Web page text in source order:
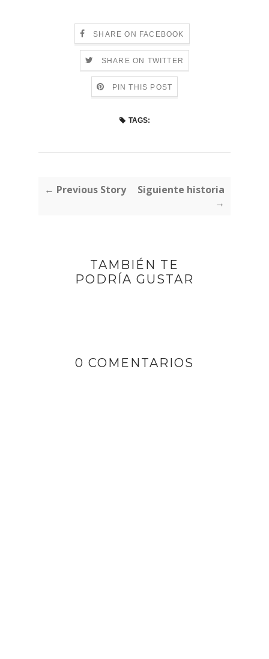
SHARE ON FACEBOOK
SHARE ON TWITTER
PIN THIS POST
TAGS:
← Previous Story
Siguiente historia
→
TAMBIÉN TE
PODRÍA GUSTAR
0 COMENTARIOS